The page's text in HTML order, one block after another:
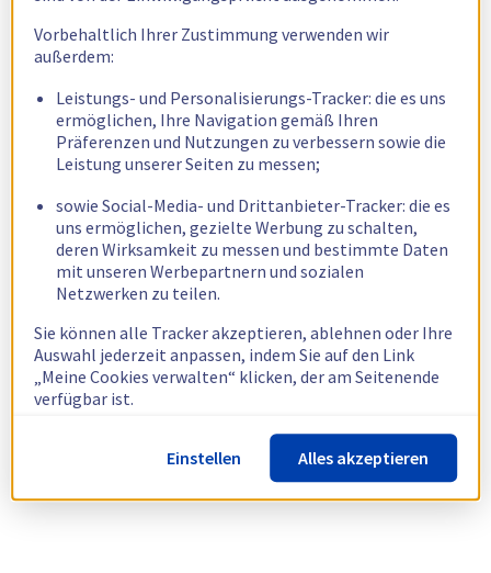
Vorbehaltlich Ihrer Zustimmung verwenden wir
außerdem:
Leistungs- und Personalisierungs-Tracker: die es uns
ermöglichen, Ihre Navigation gemäß Ihren
Präferenzen und Nutzungen zu verbessern sowie die
Leistung unserer Seiten zu messen;
sowie Social-Media- und Drittanbieter-Tracker: die es
uns ermöglichen, gezielte Werbung zu schalten,
deren Wirksamkeit zu messen und bestimmte Daten
mit unseren Werbepartnern und sozialen
Netzwerken zu teilen.
Sie können alle Tracker akzeptieren, ablehnen oder Ihre
Auswahl jederzeit anpassen, indem Sie auf den Link
„Meine Cookies verwalten“ klicken, der am Seitenende
verfügbar ist.
Weitere Informationen finden Sie in unsererRichtlinie
zur Verwendung von Cookies.
Einstellen Alles akzeptieren